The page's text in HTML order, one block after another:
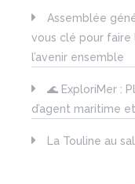
Assemblée
vous clé pour faire
l’avenir ensemble
🌊 ExploriMer :
d’agent maritime
La Touline au